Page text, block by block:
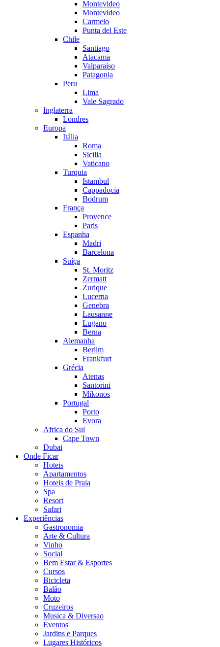
Montevideo
Montevideo
Carmelo
Punta del Este
Chile
Santiago
Atacama
Valparaíso
Patagonia
Peru
Lima
Vale Sagrado
Inglaterra
Londres
Europa
Itália
Roma
Sicilia
Vaticano
Turquia
Istambul
Cappadocia
Bodrum
França
Provence
Paris
Espanha
Madri
Barcelona
Suíça
St. Moritz
Zermatt
Zurique
Lucerna
Genebra
Lausanne
Lugano
Berna
Alemanha
Berlim
Frankfurt
Grécia
Atenas
Santorini
Mikonos
Portugal
Porto
Evora
Africa do Sul
Cape Town
Dubai
Onde Ficar
Hoteis
Apartamentos
Hoteis de Praia
Spa
Resort
Safari
Experiências
Gastronomia
Arte & Cultura
Vinho
Social
Bem Estar & Esportes
Cursos
Bicicleta
Balão
Moto
Cruzeiros
Musica & Diversao
Eventos
Jardins e Parques
Lugares Históricos